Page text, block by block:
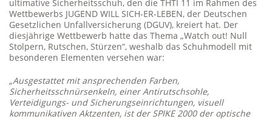
ultimative Sicherheitsschuh, den die THTI 11 im Rahmen des
Wettbewerbs JUGEND WILL SICH-ER-LEBEN, der Deutschen
Gesetzlichen Unfallversicherung (DGUV), kreiert hat. Der
diesjährige Wettbewerb hatte das Thema „Watch out! Null
Stolpern, Rutschen, Stürzen“, weshalb das Schuhmodell mit
besonderen Elementen versehen war:
„Ausgestattet mit ansprechenden Farben,
Sicherheitsschnürsenkeln, einer Antirutschsohle,
Verteidigungs- und Sicherungseinrichtungen, visuell
kommunikativen Aktzenten, ist der SPIKE 2000 der optische